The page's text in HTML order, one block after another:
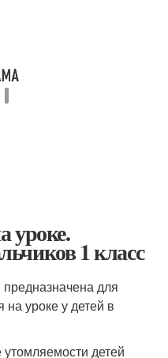
уроке.
1 класс
для
на уроке у детей в
детей